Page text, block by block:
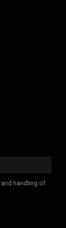
handling of